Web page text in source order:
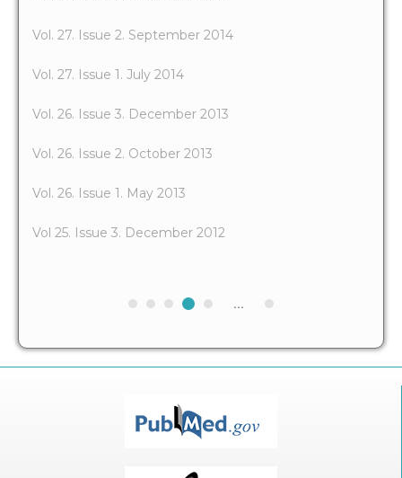
Vol. 27. Issue 2. September 2014
Vol. 27. Issue 1. July 2014
Vol. 26. Issue 3. December 2013
Vol. 26. Issue 2. October 2013
Vol. 26. Issue 1. May 2013
Vol 25. Issue 3. December 2012
...